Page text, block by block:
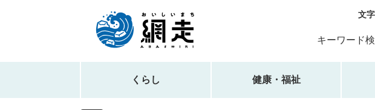
先
を
文
キーワード
くらし 健康・福祉